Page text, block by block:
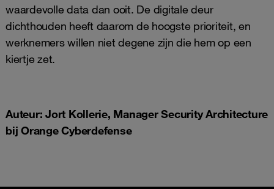
waardevolle data dan ooit. De digitale deur
dichthouden heeft daarom de hoogste prioriteit, en
werknemers willen niet degene zijn die hem op een
kiertje zet.
Auteur: Jort Kollerie, Manager Security Architecture
bij Orange Cyberdefense